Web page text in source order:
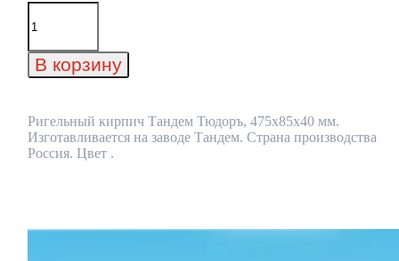
Количество
товара
кирпич
Тандем
мм
В корзину
Ригельный кирпич Тандем Тюдоръ, 475x85x40 мм.
Изготавливается на заводе Тандем. Страна производства
Россия. Цвет .